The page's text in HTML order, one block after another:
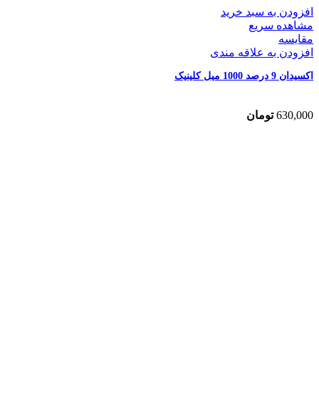
افزودن به سبد خرید
مشاهده سریع
مقایسه
افزودن به علاقه مندی
اکسیدان 9 درصد 1000 میل کلینیک
630,000 تومان